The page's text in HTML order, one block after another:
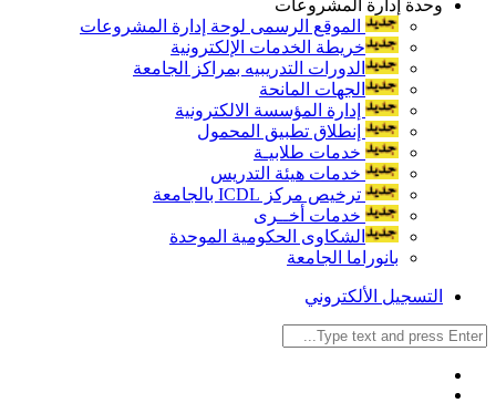
وحدة إدارة المشروعات
الموقع الرسمى لوحة إدارة المشروعات
خريطة الخدمات الإلكترونية
الدورات التدريبيه بمراكز الجامعة
الجهات المانحة
إدارة المؤسسة الالكترونية
إنطلاق تطبيق المحمول
خدمات طلابيـة
خدمات هيئة التدريس
ترخيص مركز ICDL بالجامعة
خدمات أخــرى
الشكاوى الحكومية الموحدة
بانوراما الجامعة
التسجيل الألكتروني